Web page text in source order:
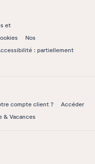
et
Nos
: partiellement
compte client ?
Accéder
& Vacances